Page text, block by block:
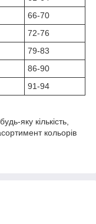
66-70
72-76
79-83
86-90
91-94
яку кількість,
кольорів